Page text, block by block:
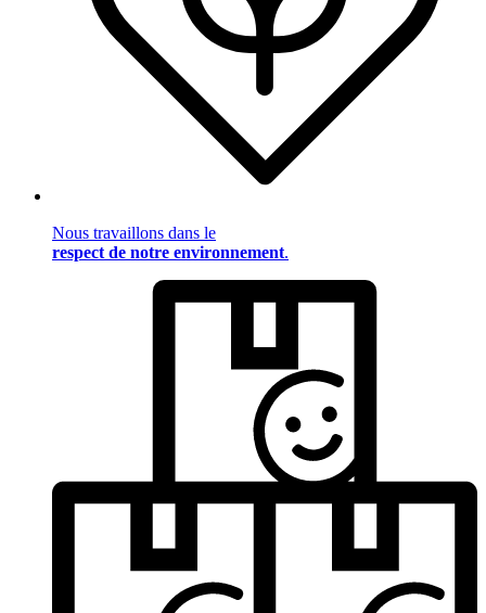
Nous travaillons dans le
respect de notre environnement.